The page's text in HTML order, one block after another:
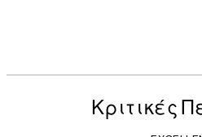
Κριτικές